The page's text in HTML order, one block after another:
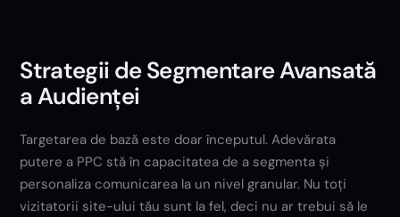
Strategii de Segmentare Avansată
a Audienței
Targetarea de bază este doar începutul. Adevărata
putere a PPC stă în capacitatea de a segmenta și
personaliza comunicarea la un nivel granular. Nu toți
vizitatorii site-ului tău sunt la fel, deci nu ar trebui să le